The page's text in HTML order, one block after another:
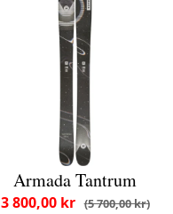
Armada Tantrum
5 700,00 kr
3 800,00 kr